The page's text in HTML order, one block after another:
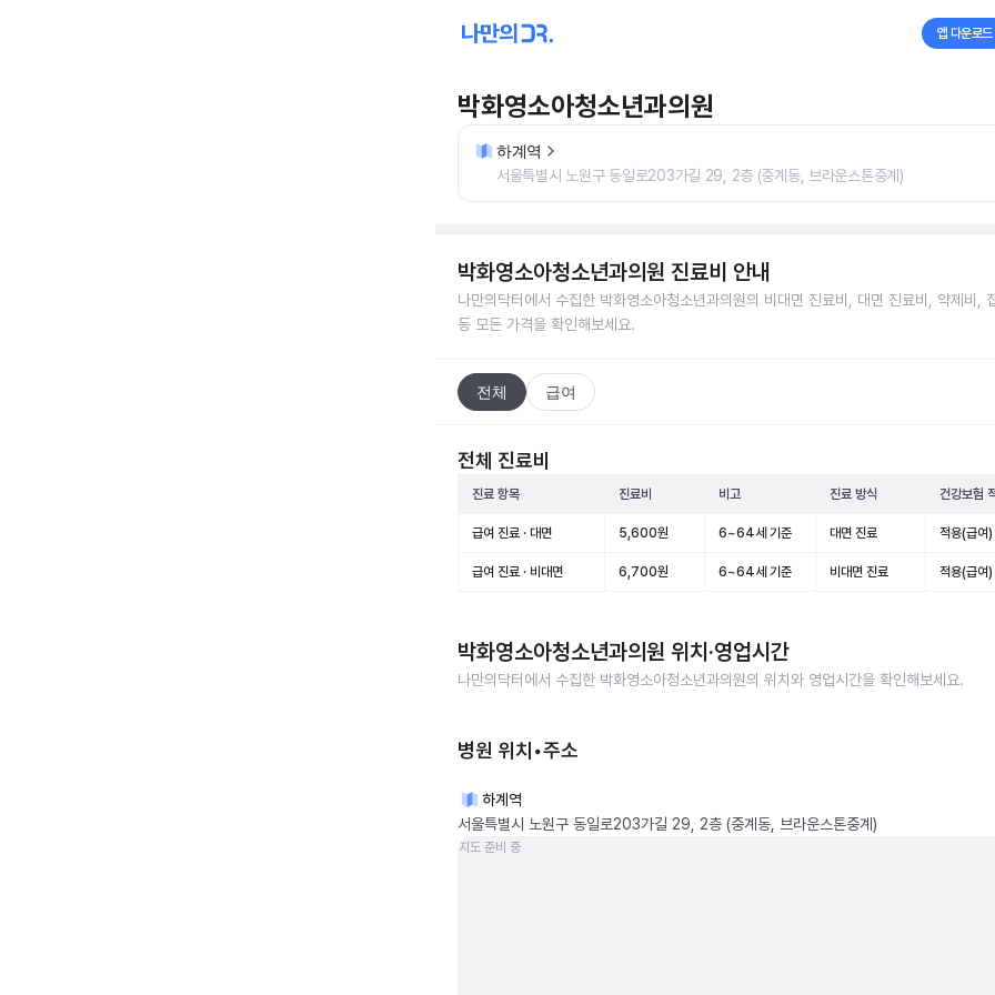
앱 다운로드
박화영소아청소년과의원
하계역
서울특별시 노원구 동일로203가길 29, 2층 (중계동, 브라운스톤중계)
박화영소아청소년과의원 진료비 안내
나만의닥터에서 수집한 박화영소아청소년과의원의 비대면 진료비, 대면 진료비, 약제비,
등 모든 가격을 확인해보세요.
전체 급여
전체 진료비
진료 항목 진료비 비고 진료 방식 건강보험
급여 진료 · 대면 5,600원 6~64세 기준 대면 진료 적용(급여)
급여 진료 · 비대면 6,700원 6~64세 기준 비대면 진료 적용(급여)
박화영소아청소년과의원 위치·영업시간
나만의닥터에서 수집한 박화영소아청소년과의원의 위치와 영업시간을 확인해보세요.
병원 위치•주소
하계역
서울특별시 노원구 동일로203가길 29, 2층 (중계동, 브라운스톤중계)
지도 준비 중